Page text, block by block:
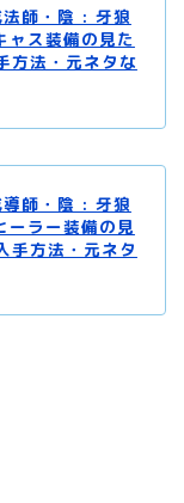
法師・陰 : 牙狼
ャス装備の見た
方法・元ネタな
導師・陰 : 牙狼
ーラー装備の見
手方法・元ネタ